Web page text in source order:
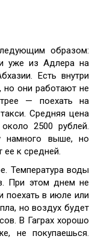
образом:
уже из Адлера на
Есть внутри
но они работают не
— поехать на
Средняя цена
2500 рублей.
намного выше, но
ее к средней.
Температура воды
При этом днем не
поехать в июле или
но воздух будет
В Гаграх хорошо
не покупаешься.